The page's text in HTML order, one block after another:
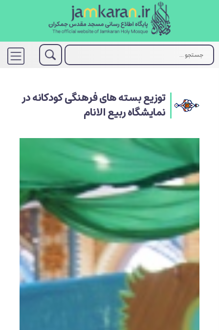
توزیع بسته های فرهنگی کودکانه در
نمایشگاه ربیع الانام